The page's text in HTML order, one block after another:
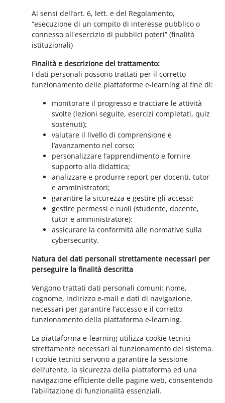
Ai sensi dell’art. 6, lett. e del Regolamento,
“esecuzione di un compito di interesse pubblico o
connesso all'esercizio di pubblici poteri” (finalità
istituzionali)
Finalità e descrizione del trattamento:
I dati personali possono trattati per il corretto
funzionamento delle piattaforme e-learning al fine di:
monitorare il progresso e tracciare le attività
svolte (lezioni seguite, esercizi completati, quiz
sostenuti);
valutare il livello di comprensione e
l’avanzamento nel corso;
personalizzare l’apprendimento e fornire
supporto alla didattica;
analizzare e produrre report per docenti, tutor
e amministratori;
garantire la sicurezza e gestire gli accessi;
gestire permessi e ruoli (studente, docente,
tutor e amministratore);
assicurare la conformità alle normative sulla
cybersecurity.
Natura dei dati personali strettamente necessari per
perseguire la finalità descritta
Vengono trattati dati personali comuni: nome,
cognome, indirizzo e-mail e dati di navigazione,
necessari per garantire l’accesso e il corretto
funzionamento della piattaforma e-learning.
La piattaforma e-learning utilizza cookie tecnici
strettamente necessari al funzionamento del sistema.
I cookie tecnici servono a garantire la sessione
dell’utente, la sicurezza della piattaforma ed una
navigazione efficiente delle pagine web, consentendo
l’abilitazione di funzionalità essenziali.